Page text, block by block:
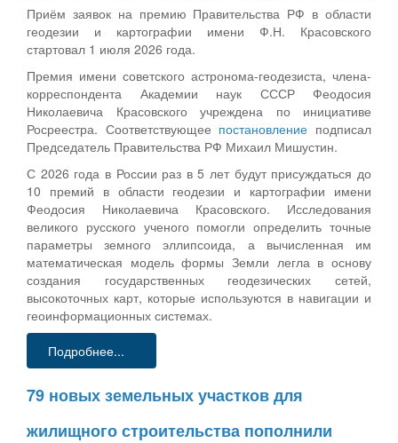
Приём заявок на премию Правительства РФ в области
геодезии и картографии имени Ф.Н. Красовского
стартовал 1 июля 2026 года.
Премия имени советского астронома-геодезиста, члена-
корреспондента Академии наук СССР Феодосия
Николаевича Красовского учреждена по инициативе
Росреестра. Соответствующее постановление подписал
Председатель Правительства РФ Михаил Мишустин.
С 2026 года в России раз в 5 лет будут присуждаться до
10 премий в области геодезии и картографии имени
Феодосия Николаевича Красовского. Исследования
великого русского ученого помогли определить точные
параметры земного эллипсоида, а вычисленная им
математическая модель формы Земли легла в основу
создания государственных геодезических сетей,
высокоточных карт, которые используются в навигации и
геоинформационных системах.
Подробнее...
79 новых земельных участков для
жилищного строительства пополнили